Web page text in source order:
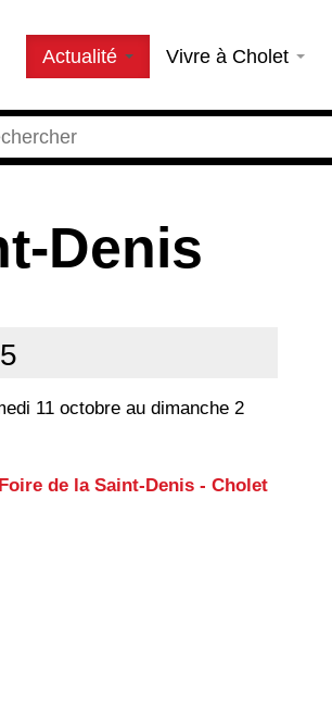
Actualité Vivre à Cholet
Denis
11 octobre au dimanche 2
Foire de la Saint-Denis - Cholet